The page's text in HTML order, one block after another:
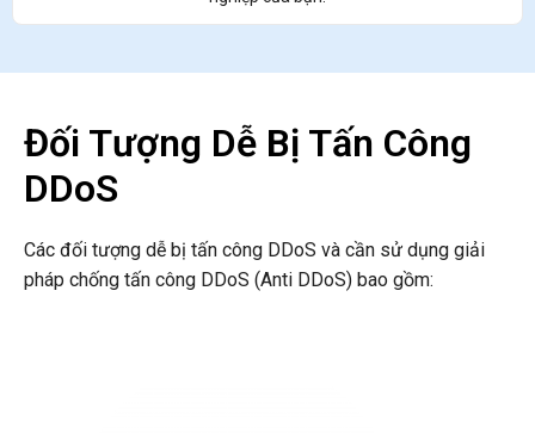
Đối Tượng Dễ Bị Tấn Công
DDoS
Các đối tượng dễ bị tấn công DDoS và cần sử dụng giải
pháp chống tấn công DDoS (Anti DDoS) bao gồm: